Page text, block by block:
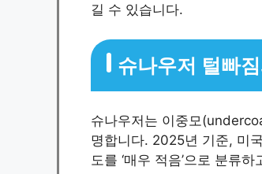
길 수 있습니다.
슈나우저 털빠
슈나우저는 이중모
명합니다. 2025년 기준, 미
도를 ‘매우 적음’으로 분류